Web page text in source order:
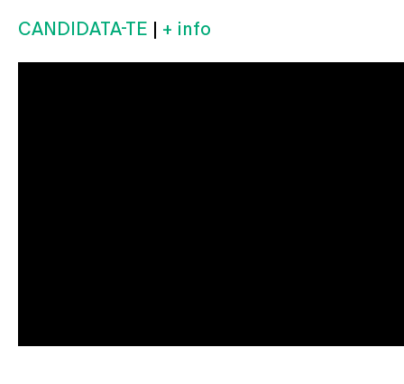
CANDIDATA-TE | + info